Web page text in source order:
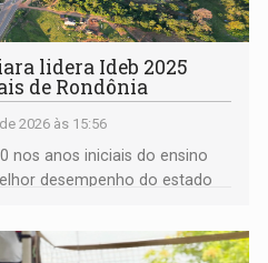
lidera Ideb 2025
de Rondônia
2026 às 15:56
nos anos iniciais do ensino
desempenho do estado